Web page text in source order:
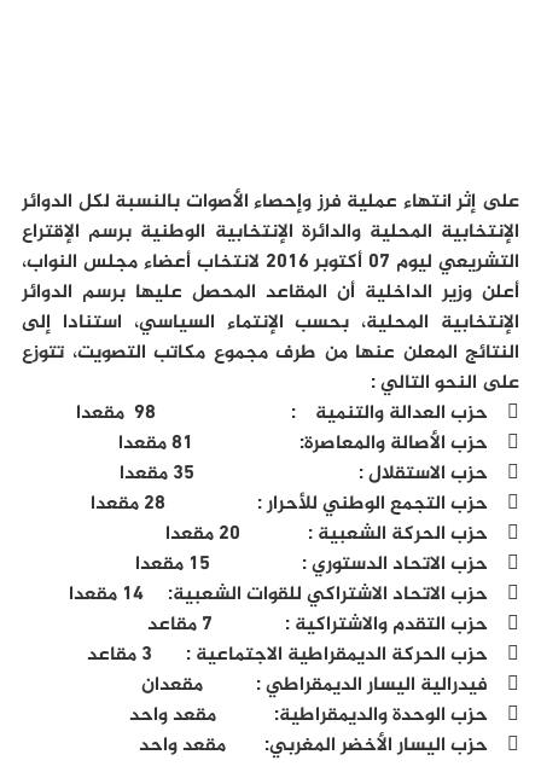
على إثر انتهاء عملية فرز وإحصاء الأصوات بالنسبة لكل الدوائر
الإنتخابية المحلية والدائرة الإنتخابية الوطنية برسم الإقتراع
التشريعي ليوم 07 أكتوبر 2016 لانتخاب أعضاء مجلس النواب،
أعلن وزير الداخلية أن المقاعد المحصل عليها برسم الدوائر
الإنتخابية المحلية، بحسب الإنتماء السياسي، استنادا إلى
النتائج المعلن عنها من طرف مجموع مكاتب التصويت، تتوزع
على النحو التالي :
 حزب العدالة والتنمية : 98 مقعدا
 حزب الأصالة والمعاصرة: 81 مقعدا
 حزب الاستقلال : 35 مقعدا
 حزب التجمع الوطني للأحرار : 28 مقعدا
 حزب الحركة الشعبية : 20 مقعدا
 حزب الاتحاد الدستوري : 15 مقعدا
 حزب الاتحاد الاشتراكي للقوات الشعبية: 14 مقعدا
 حزب التقدم والاشتراكية : 7 مقاعد
 حزب الحركة الديمقراطية الاجتماعية : 3 مقاعد
 فيدرالية اليسار الديمقراطي : مقعدان
 حزب الوحدة والديمقراطية: مقعد واحد
 حزب اليسار الأخضر المغربي: مقعد واحد